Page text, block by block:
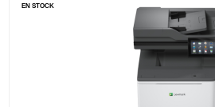
EN STOCK